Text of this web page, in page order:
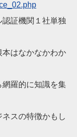
認証機関１社単独
本はなかなかわか
羅的に知識を集
ネスの特徴かもし